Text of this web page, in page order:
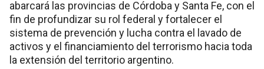
abarcará las provincias de Córdoba y Santa Fe, con el
fin de profundizar su rol federal y fortalecer el
sistema de prevención y lucha contra el lavado de
activos y el financiamiento del terrorismo hacia toda
la extensión del territorio argentino.